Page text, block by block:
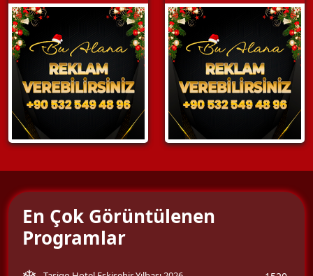
En Çok Görüntülenen
Programlar